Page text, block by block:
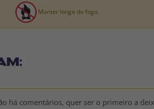
Manter longe do fogo.
há comentários, quer ser o primeiro a